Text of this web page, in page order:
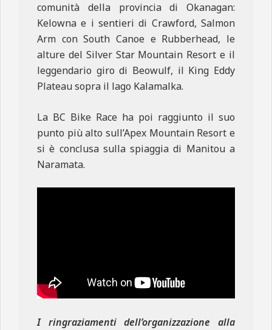
comunità della provincia di Okanagan:
Kelowna e i sentieri di Crawford, Salmon
Arm con South Canoe e Rubberhead, le
alture del Silver Star Mountain Resort e il
leggendario giro di Beowulf, il King Eddy
Plateau sopra il lago Kalamalka.
La BC Bike Race ha poi raggiunto il suo
punto più alto sull’Apex Mountain Resort e
si è conclusa sulla spiaggia di Manitou a
Naramata.
I ringraziamenti dell’organizzazione alla